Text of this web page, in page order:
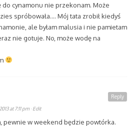
do cynamonu nie przekonam. Może
spróbowała…. Mój tata zrobił kiedyś
ale byłam malusia i nie pamietam
nie gotuje. No, może wodę na
at 7:11 pm · Edit
pewnie w weekend będzie powtórka.
Reply